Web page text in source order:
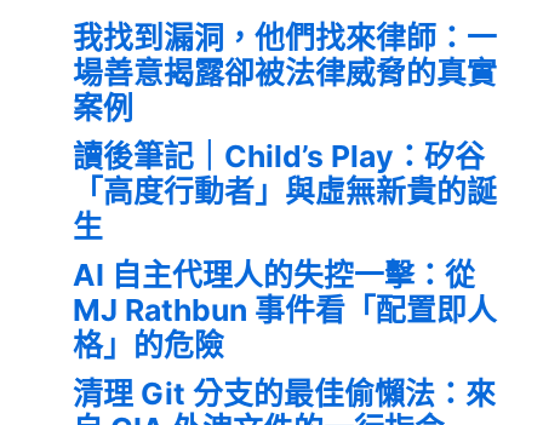
我找到漏洞，他們找來律師：一
場善意揭露卻被法律威脅的真實
案例
讀後筆記｜Child’s Play：矽谷
「高度行動者」與虛無新貴的誕
生
AI 自主代理人的失控一擊：從
MJ Rathbun 事件看「配置即人
格」的危險
清理 Git 分支的最佳偷懶法：來